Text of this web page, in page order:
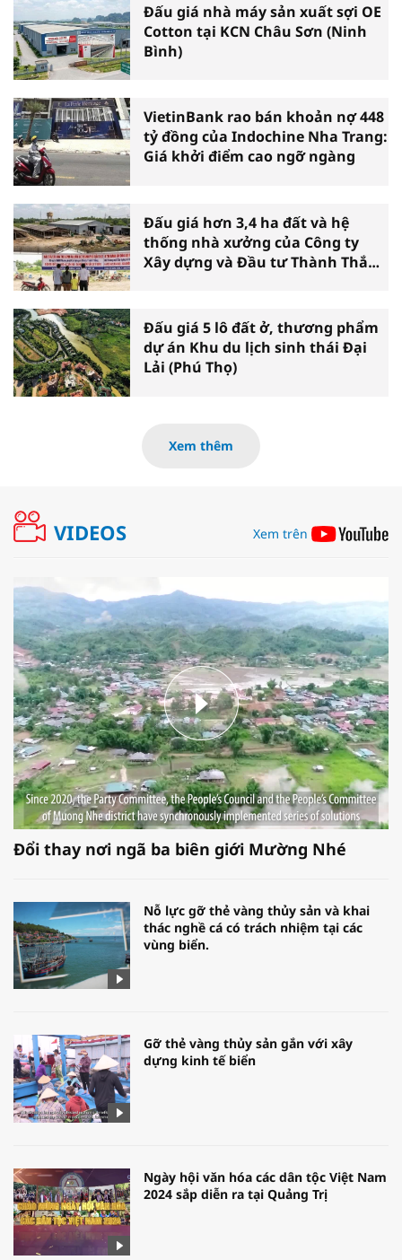
Đấu giá nhà máy sản xuất sợi OE
Cotton tại KCN Châu Sơn (Ninh
Bình)
VietinBank rao bán khoản nợ 448
tỷ đồng của Indochine Nha Trang:
Giá khởi điểm cao ngỡ ngàng
Đấu giá hơn 3,4 ha đất và hệ
thống nhà xưởng của Công ty
Xây dựng và Đầu tư Thành Thắng
Đấu giá 5 lô đất ở, thương phẩm
dự án Khu du lịch sinh thái Đại
Lải (Phú Thọ)
Xem thêm
VIDEOS Xem trên
Đổi thay nơi ngã ba biên giới Mường Nhé
Nỗ lực gỡ thẻ vàng thủy sản và khai
thác nghề cá có trách nhiệm tại các
vùng biển.
Gỡ thẻ vàng thủy sản gắn với xây
dựng kinh tế biển
Ngày hội văn hóa các dân tộc Việt Nam
2024 sắp diễn ra tại Quảng Trị